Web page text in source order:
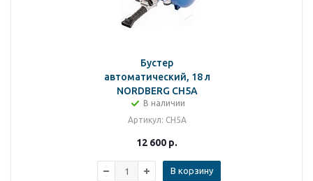
Бустер
автоматический, 18 л
NORDBERG CH5A
В наличии
Артикул: CH5A
12 600 р.
В корзину